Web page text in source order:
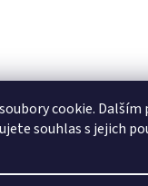
cookie.
souhlas s jejich